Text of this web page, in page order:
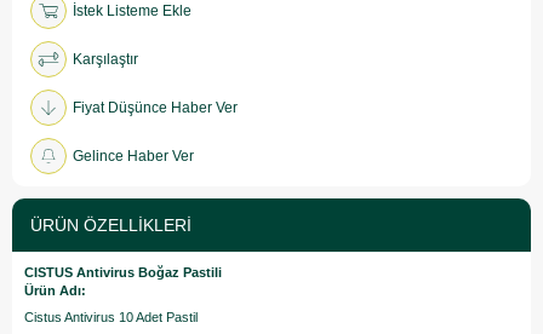
İstek Listeme Ekle
Karşılaştır
Fiyat Düşünce Haber Ver
Gelince Haber Ver
ÜRÜN ÖZELLIKLERI
CISTUS Antivirus Boğaz Pastili
Ürün Adı:
Cistus Antivirus 10 Adet Pastil